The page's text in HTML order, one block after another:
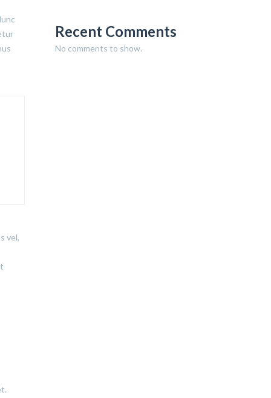
vel,
Recent Comments
No comments to show.